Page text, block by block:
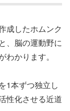
成したホムンク
、脳の運動野に
かります。
1本ずつ独立し
性化させる近道